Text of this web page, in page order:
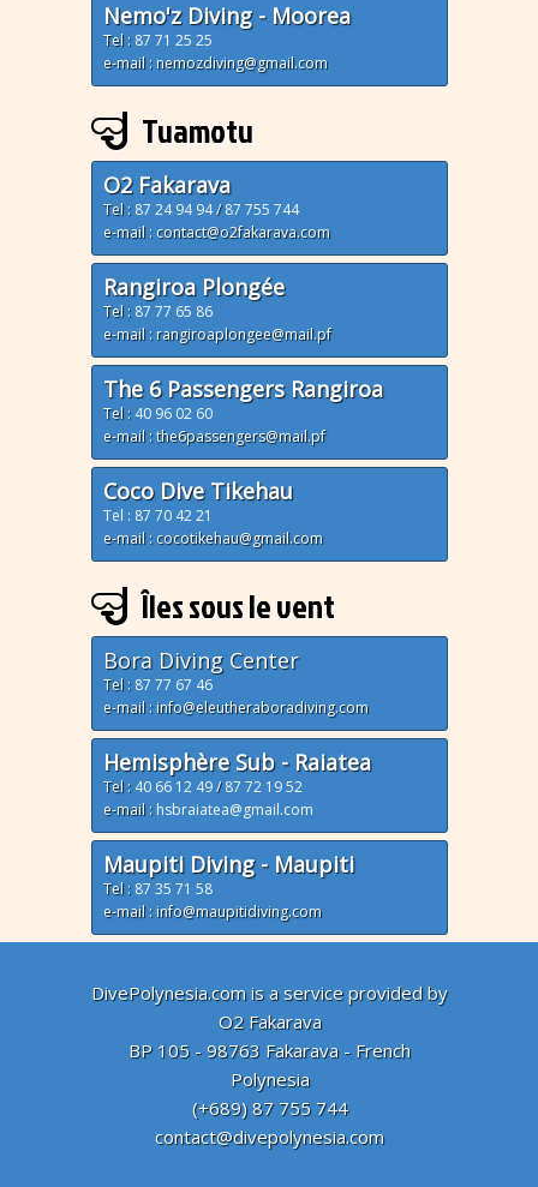
Nemo'z Diving - Moorea
Tel : 87 71 25 25
e-mail : nemozdiving@gmail.com
Tuamotu
O2 Fakarava
Tel : 87 24 94 94/87 755 744
e-mail : contact@o2fakarava.com
Rangiroa Plongée
Tel : 87 77 65 86
e-mail : rangiroaplongee@mail.pf
The 6 Passengers Rangiroa
Tel : 40 96 02 60
e-mail : the6passengers@mail.pf
Coco Dive Tikehau
Tel : 87 70 42 21
e-mail : cocotikehau@gmail.com
Îles sous le vent
Bora Diving Center
Tel : 87 77 67 46
e-mail : info@eleutheraboradiving.com
Hemisphère Sub - Raiatea
Tel : 40 66 12 49/87 72 19 52
e-mail : hsbraiatea@gmail.com
Maupiti Diving - Maupiti
Tel : 87 35 71 58
e-mail : info@maupitidiving.com
DivePolynesia.com is a service provided by
O2 Fakarava
BP 105 - 98763 Fakarava - French
Polynesia
(+689) 87 755 744
contact@divepolynesia.com